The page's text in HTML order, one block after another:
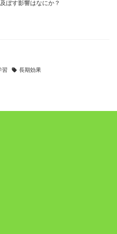
ぼす影響はなにか？
習 長期効果